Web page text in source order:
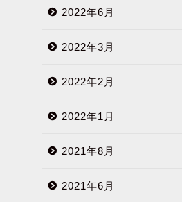
2022年6月
2022年3月
2022年2月
2022年1月
2021年8月
2021年6月